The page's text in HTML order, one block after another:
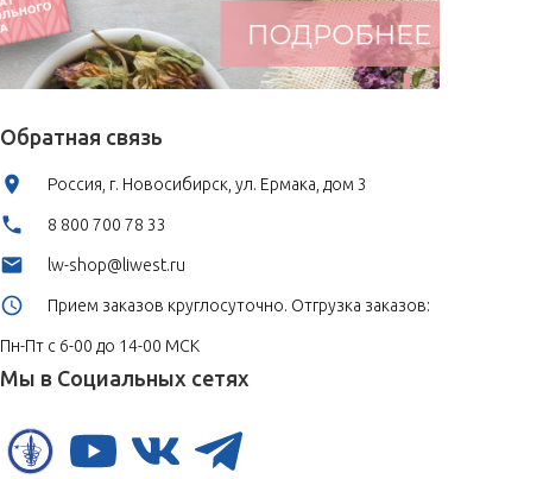
Обратная связь
Россия, г. Новосибирск, ул. Ермака, дом 3
8 800 700 78 33
lw-shop@liwest.ru
Прием заказов круглосуточно. Отгрузка заказов:
Пн-Пт с 6-00 до 14-00 МСК
Мы в Социальных сетях